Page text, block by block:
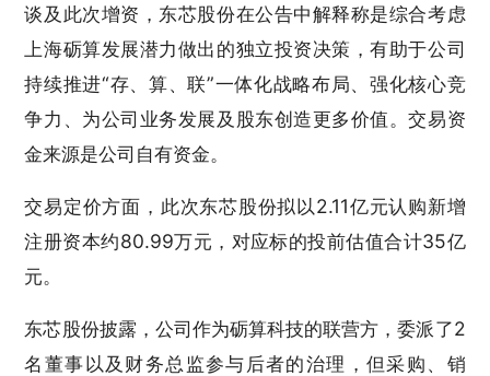
谈及此次增资，东芯股份在公告中解释称是综合考虑
上海砺算发展潜力做出的独立投资决策，有助于公司
持续推进“存、算、联”一体化战略布局、强化核心竞
争力、为公司业务发展及股东创造更多价值。交易资
金来源是公司自有资金。
交易定价方面，此次东芯股份拟以2.11亿元认购新增
注册资本约80.99万元，对应标的投前估值合计35亿
元。
东芯股份披露，公司作为砺算科技的联营方，委派了2
名董事以及财务总监参与后者的治理，但采购、销